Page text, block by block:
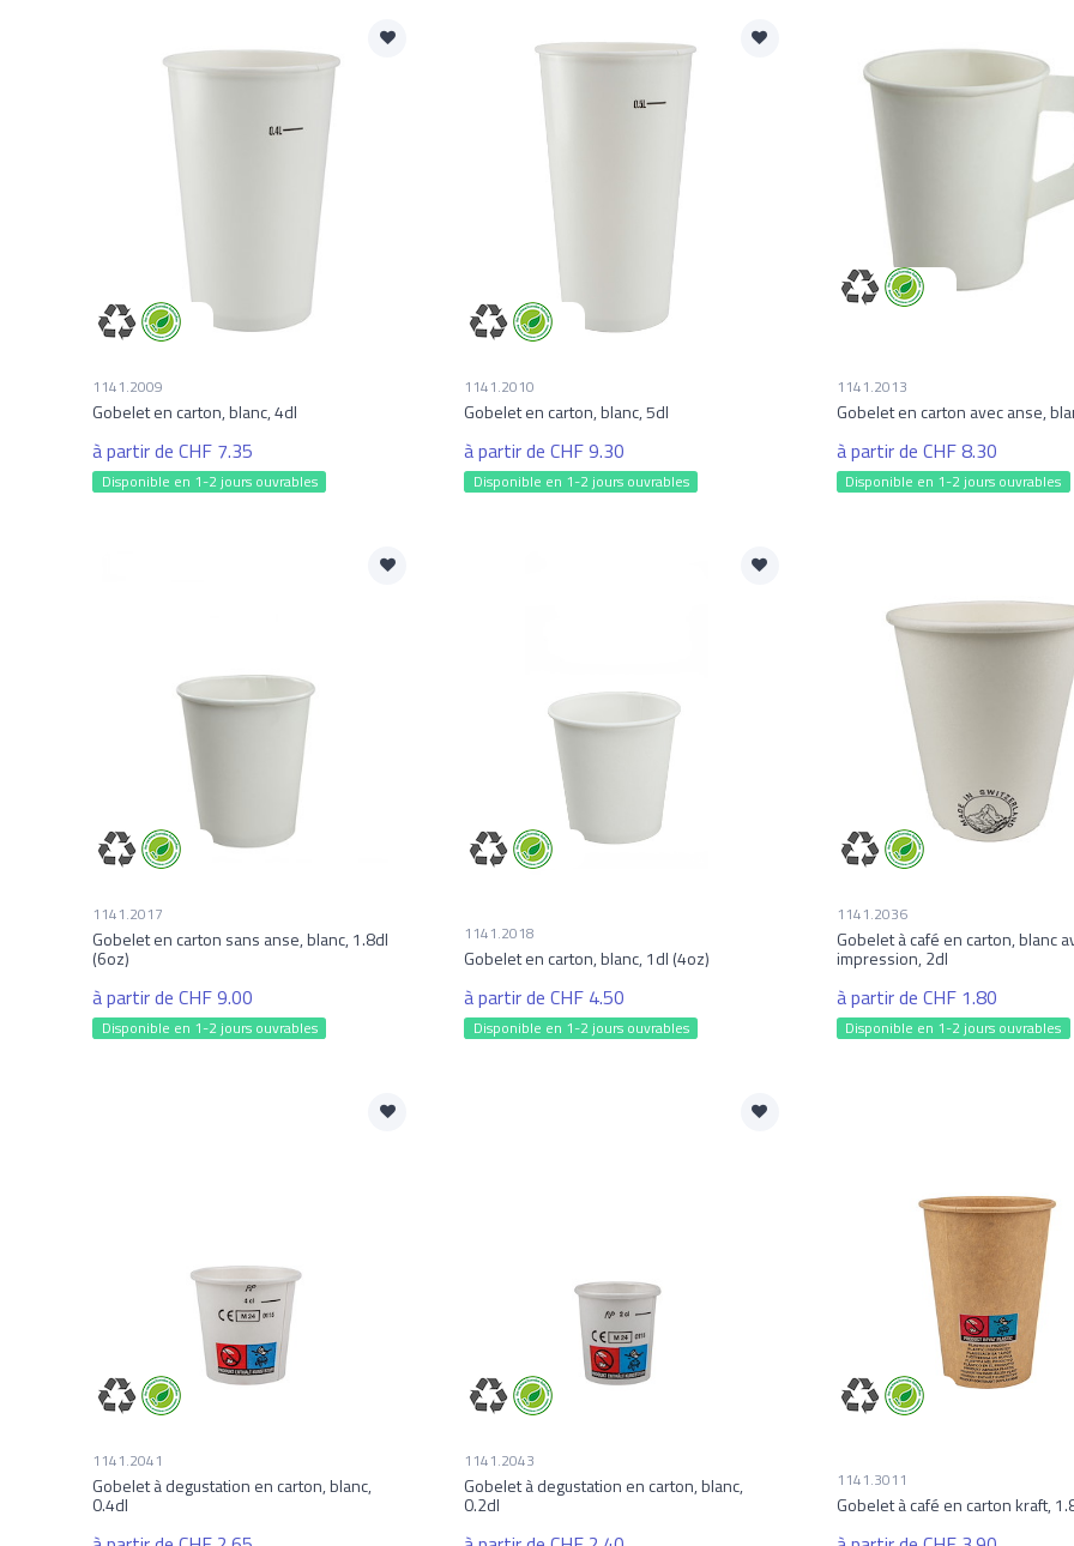
1141.2009
Gobelet en carton, blanc, 4dl
à partir de CHF 7.35
Disponible en 1-2 jours ouvrables
1141.2010
Gobelet en carton, blanc, 5dl
à partir de CHF 9.30
Disponible en 1-2 jours ouvrables
1141.2013
Gobelet en carton avec anse,
à partir de CHF 8.30
Disponible en 1-2 jours ouvrables
1141.2017
Gobelet en carton sans anse, blanc, 1.8dl
(6oz)
à partir de CHF 9.00
Disponible en 1-2 jours ouvrables
1141.2018
Gobelet en carton, blanc, 1dl (4oz)
à partir de CHF 4.50
Disponible en 1-2 jours ouvrables
1141.2036
Gobelet à café en carton, blanc
impression, 2dl
à partir de CHF 1.80
Disponible en 1-2 jours ouvrables
1141.2041
Gobelet à degustation en carton, blanc,
0.4dl
1141.2043
Gobelet à degustation en carton, blanc,
0.2dl
1141.3011
Gobelet à café en carton kraft,